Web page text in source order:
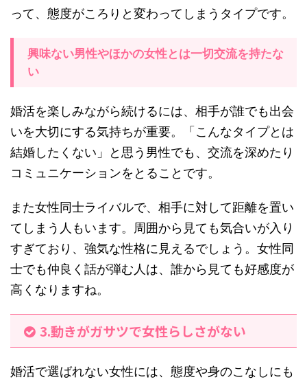
って、態度がころりと変わってしまうタイプです。
興味ない男性やほかの女性とは一切交流を持たな
い
婚活を楽しみながら続けるには、相手が誰でも出会
いを大切にする気持ちが重要。「こんなタイプとは
結婚したくない」と思う男性でも、交流を深めたり
コミュニケーションをとることです。
また女性同士ライバルで、相手に対して距離を置い
てしまう人もいます。周囲から見ても気合いが入り
すぎており、強気な性格に見えるでしょう。女性同
士でも仲良く話が弾む人は、誰から見ても好感度が
高くなりますね。
3.動きがガサツで女性らしさがない
婚活で選ばれない女性には、態度や身のこなしにも